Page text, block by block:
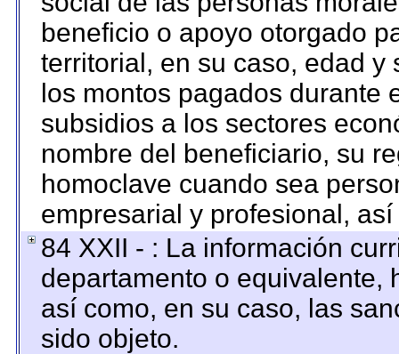
beneficio o apoyo otorgado
territorial, en su caso, edad
los montos pagados durante
subsidios a los sectores
nombre del beneficiario, su
homoclave cuando sea
empresarial y profesional,
84 XXII - : La información
departamento o equivalente,
así como, en su caso, las
sido objeto.